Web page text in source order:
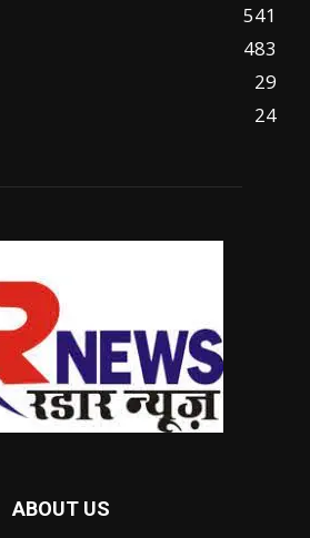
541
483
29
24
ABOUT US